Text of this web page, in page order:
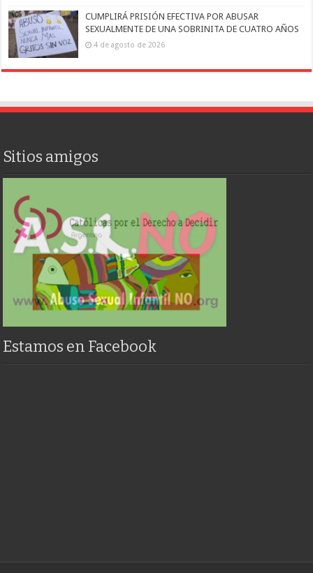
CUMPLIRÁ PRISIÓN EFECTIVA POR ABUSAR
SEXUALMENTE DE UNA SOBRINITA DE CUATRO AÑOS
4 de agosto de 2026
Sitios amigos
Estamos en Facebook